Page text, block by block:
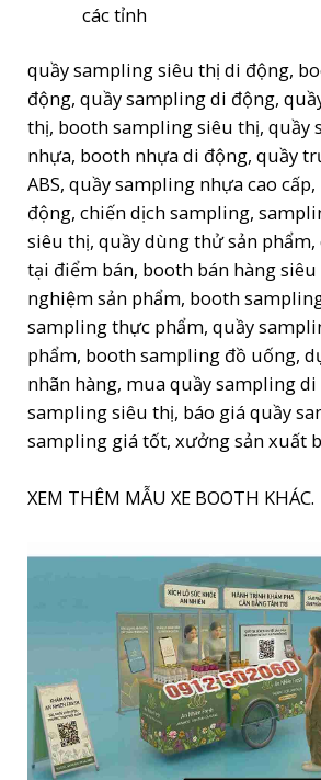
các tỉnh
quầy sampling siêu thị di động,
động, quầy sampling di động,
thị, booth sampling siêu thị, quầy
nhựa, booth nhựa di động, quầy
ABS, quầy sampling nhựa cao
động, chiến dịch sampling,
siêu thị, quầy dùng thử sản phẩm,
tại điểm bán, booth bán hàng
nghiệm sản phẩm, booth
sampling thực phẩm, quầy
phẩm, booth sampling đồ uống,
nhãn hàng, mua quầy sampling
sampling siêu thị, báo giá quầy
sampling giá tốt, xưởng sản xuất
XEM THÊM MẪU XE BOOTH KHÁC.